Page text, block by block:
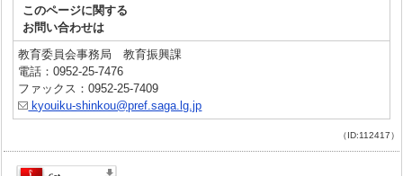
このページに関する
お問い合わせは
教育委員会事務局 教育振興課
電話：0952-25-7476
ファックス：0952-25-7409
kyouiku-shinkou@pref.saga.lg.jp
（ID:112417）